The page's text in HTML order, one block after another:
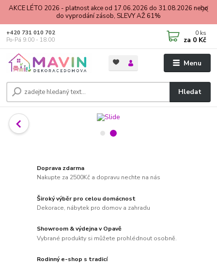
AKCE LÉTO 2026 - platnost akce od 17.06.2026 do 31.08.2026 nebo
do vyprodání zásob, SLEVY AŽ 61%
Menu
Hledat
+420 731 010 702
Po-Pá 9.00 - 18.00
0 ks
za 0 Kč
Doprava zdarma
Nakupte za 2500Kč a dopravu nechte na nás
Široký výběr pro celou domácnost
Dekorace, nábytek pro domov a zahradu
Showroom & výdejna v Opavě
Vybrané produkty si můžete prohlédnout osobně.
Rodinný e-shop s tradicí